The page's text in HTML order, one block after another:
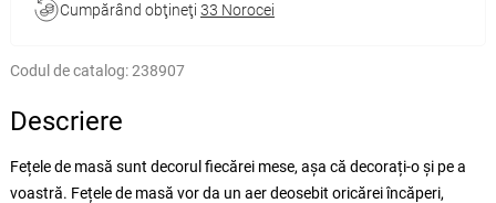
Cumpărând obţineţi 33 Norocei
Codul de catalog:238907
Descriere
Fețele de masă sunt decorul fiecărei mese, așa că decorați-o și pe a
voastră. Fețele de masă vor da un aer deosebit oricărei încăperi,